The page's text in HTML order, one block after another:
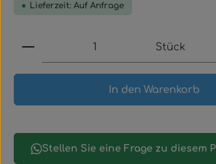
Lieferzeit: Auf Anfrage
Produkt Anzahl: Gib den
Stück
In den Warenkorb
Stellen Sie eine Frage zu diesem